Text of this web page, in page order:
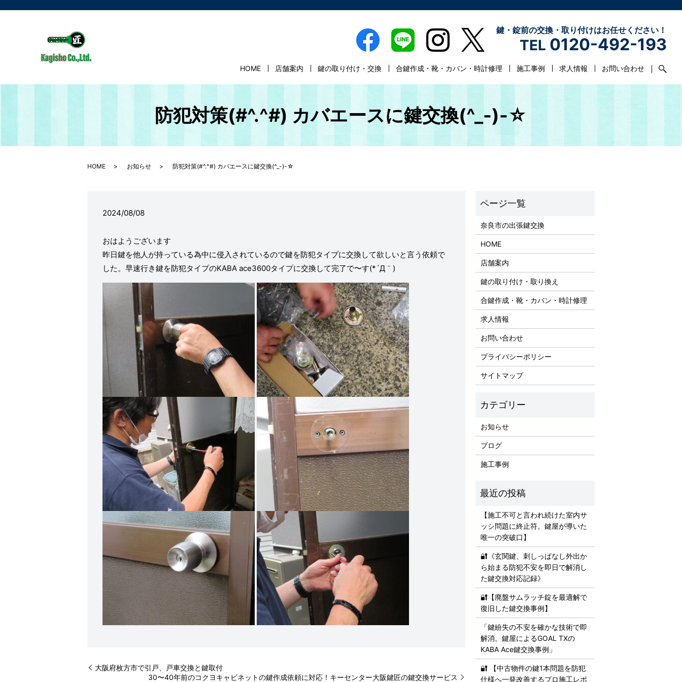
鍵・錠前の交換・取り付けはお任せください！
TEL 0120-492-193
HOME 店舗案内 鍵の取り付け・交換 合鍵作成・靴・カバン・時計修理 施工事例 求人情報 お問い合わせ
防犯対策(#^.^#) カバエースに鍵交換(^_-)-☆
HOME お知らせ 防犯対策(#^.^#) カバエースに鍵交換(^_-)-☆
2024/08/08
おはようございます
昨日鍵を他人が持っている為中に侵入されているので鍵を防犯タイプに交換して欲しいと言う依頼で
した。早速行き鍵を防犯タイプのKABA ace3600タイプに交換して完了で〜す(*´Д｀)
大阪府枚方市で引戸、戸車交換と鍵取付
30〜40年前のコクヨキャビネットの鍵作成依頼に対応！キーセンター大阪鍵匠の鍵交換サービス
奈良市の出張鍵交換
HOME
店舗案内
鍵の取り付け・取り換え
合鍵作成・靴・カバン・時計修理
求人情報
お問い合わせ
プライバシーポリシー
サイトマップ
お知らせ
ブログ
施工事例
【施工不可と言われ続けた室内サ
ッシ問題に終止符。鍵屋が導いた
唯一の突破口】
🔐《玄関鍵、刺しっぱなし外出か
ら始まる防犯不安を即日で解消し
た鍵交換対応記録》
🔐【廃盤サムラッチ錠を最適解で
復旧した鍵交換事例】
「鍵紛失の不安を確かな技術で即
解消。鍵屋によるGOAL TXの
KABA Ace鍵交換事例」
🔐 【中古物件の鍵1本問題を防犯
仕様へ一発改善するプロ施工レポ